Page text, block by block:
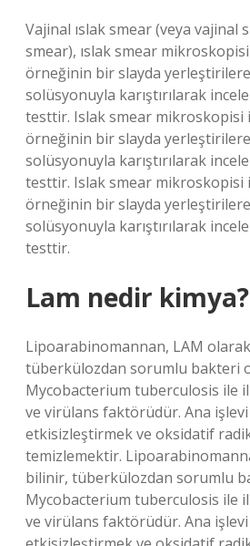
Vajinal ıslak smear (veya vajinal
smear), ıslak smear mikroskopisi
örneğinin bir slayda
solüsyonuyla karıştırılarak
testtir. Islak smear mikroskopisi
örneğinin bir slayda
solüsyonuyla karıştırılarak
testtir. Islak smear mikroskopisi
örneğinin bir slayda
solüsyonuyla karıştırılarak
testtir.
Lam nedir kimya?
Lipoarabinomannan, LAM
tüberkülozdan sorumlu bakteri
Mycobacterium tuberculosis ile
ve virülans faktörüdür. Ana
etkisizleştirmek ve oksidatif
temizlemektir.
bilinir, tüberkülozdan sorumlu
Mycobacterium tuberculosis ile
ve virülans faktörüdür. Ana